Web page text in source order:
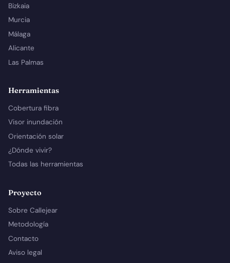
Bizkaia
Murcia
Málaga
Alicante
Las Palmas
Herramientas
Cobertura fibra
Visor inundación
Orientación solar
¿Dónde vivir?
Todas las herramientas
Proyecto
Sobre Callejear
Metodología
Contacto
Aviso legal